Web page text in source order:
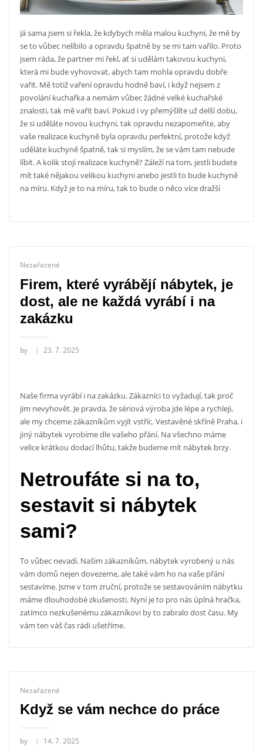
Já sama jsem si řekla, že kdybych měla malou kuchyni, že mě by
se to vůbec nelíbilo a opravdu špatně by se mi tam vařilo. Proto
jsem ráda, že partner mi řekl, ať si udělám takovou kuchyni,
která mi bude vyhovovat, abych tam mohla opravdu dobře
vařit. Mě totiž vaření opravdu hodně baví, i když nejsem z
povolání kuchařka a nemám vůbec žádné velké kuchařské
znalosti, tak mě vařit baví. Pokud i vy přemýšlíte už delší dobu,
že si uděláte novou kuchyni, tak opravdu nezapomeňte, aby
vaše realizace kuchyně byla opravdu perfektní, protože když
uděláte kuchyně špatně, tak si myslím, že se vám tam nebude
líbit. A kolik stojí realizace kuchyně? Záleží na tom, jestli budete
mít také nějakou velikou kuchyni anebo jestli to bude kuchyně
na míru. Když je to na míru, tak to bude o něco více dražší
Nezařazené
Firem, které vyrábějí nábytek, je
dost, ale ne každá vyrábí i na
zakázku
by 23. 7. 2025
Naše firma vyrábí i na zakázku. Zákazníci to vyžadují, tak proč
jim nevyhovět. Je pravda, že sériová výroba jde lépe a rychleji,
ale my chceme zákazníkům vyjít vstříc.Vestavěné skříně Praha, i
jiný nábytek vyrobíme dle vašeho přání. Na všechno máme
velice krátkou dodací lhůtu, takže budeme mít nábytek brzy.
Netroufáte si na to,
sestavit si nábytek
sami?
To vůbec nevadí. Našim zákazníkům, nábytek vyrobený u nás
vám domů nejen dovezeme, ale také vám ho na vaše přání
sestavíme. Jsme v tom zruční, protože se sestavováním nábytku
máme dlouhodobé zkušenosti. Nyní je to pro nás úplná hračka,
zatímco nezkušenému zákazníkovi by to zabralo dost času. My
vám ten váš čas rádi ušetříme.
Nezařazené
Když se vám nechce do práce
by 14. 7. 2025